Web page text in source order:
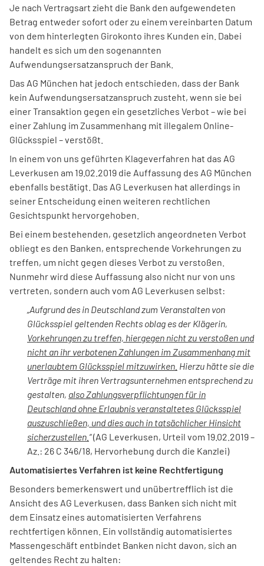
Je nach Vertragsart zieht die Bank den aufgewendeten
Betrag entweder sofort oder zu einem vereinbarten Datum
von dem hinterlegten Girokonto ihres Kunden ein. Dabei
handelt es sich um den sogenannten
Aufwendungsersatzanspruch der Bank.
Das AG München hat jedoch entschieden, dass der Bank
kein Aufwendungsersatzanspruch zusteht, wenn sie bei
einer Transaktion gegen ein gesetzliches Verbot – wie bei
einer Zahlung im Zusammenhang mit illegalem Online-
Glücksspiel – verstößt.
In einem von uns geführten Klageverfahren hat das AG
Leverkusen am 19.02.2019 die Auffassung des AG München
ebenfalls bestätigt. Das AG Leverkusen hat allerdings in
seiner Entscheidung einen weiteren rechtlichen
Gesichtspunkt hervorgehoben.
Bei einem bestehenden, gesetzlich angeordneten Verbot
obliegt es den Banken, entsprechende Vorkehrungen zu
treffen, um nicht gegen dieses Verbot zu verstoßen.
Nunmehr wird diese Auffassung also nicht nur von uns
vertreten, sondern auch vom AG Leverkusen selbst:
„Aufgrund des in Deutschland zum Veranstalten von
Glücksspiel geltenden Rechts oblag es der Klägerin,
Vorkehrungen zu treffen, hiergegen nicht zu verstoßen und
nicht an ihr verbotenen Zahlungen im Zusammenhang mit
unerlaubtem Glücksspiel mitzuwirken. Hierzu hätte sie die
Verträge mit ihren Vertragsunternehmen entsprechend zu
gestalten, also Zahlungsverpflichtungen für in
Deutschland ohne Erlaubnis veranstaltetes Glücksspiel
auszuschließen, und dies auch in tatsächlicher Hinsicht
sicherzustellen. “(AG Leverkusen, Urteil vom 19.02.2019 –
Az.: 26 C 346/18, Hervorhebung durch die Kanzlei)
Automatisiertes Verfahren ist keine Rechtfertigung
Besonders bemerkenswert und unübertrefflich ist die
Ansicht des AG Leverkusen, dass Banken sich nicht mit
dem Einsatz eines automatisierten Verfahrens
rechtfertigen können. Ein vollständig automatisiertes
Massengeschäft entbindet Banken nicht davon, sich an
geltendes Recht zu halten: